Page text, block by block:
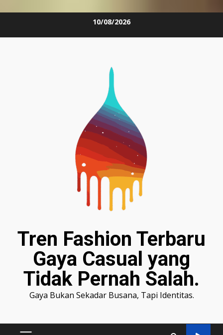
10/08/2026
Tren Fashion Terbaru
Gaya Casual yang
Tidak Pernah Salah.
Gaya Bukan Sekadar Busana, Tapi Identitas.